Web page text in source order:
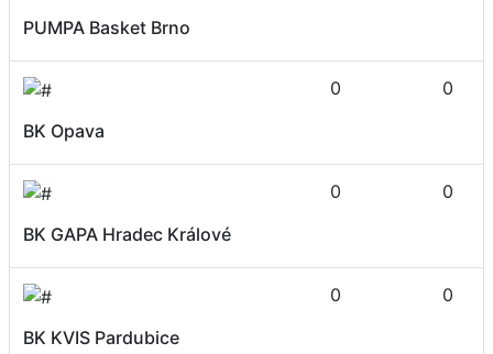
PUMPA Basket Brno
BK Opava
0 0
BK GAPA Hradec Králové
0 0
BK KVIS Pardubice
0 0